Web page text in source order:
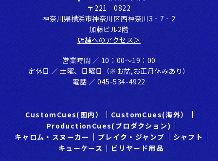
〒221‐0822
神奈川県横浜市神奈川区⻄神奈川3‐7‐2
加藤ビル2階
店舗へのアクセス＞
営業時間 ／ 10：00〜19：00
定休⽇ ／ ⼟曜、⽇曜⽇（※お盆,お正⽉休みあり）
電話 ／ 045-534-4922
CustomCues(国内）
CustomCues(海外）
ProductionCues(プロダクション)
キャロム・スヌーカー
ブレイク・ジャンプ
シャフト
キューケース
ビリヤード用品